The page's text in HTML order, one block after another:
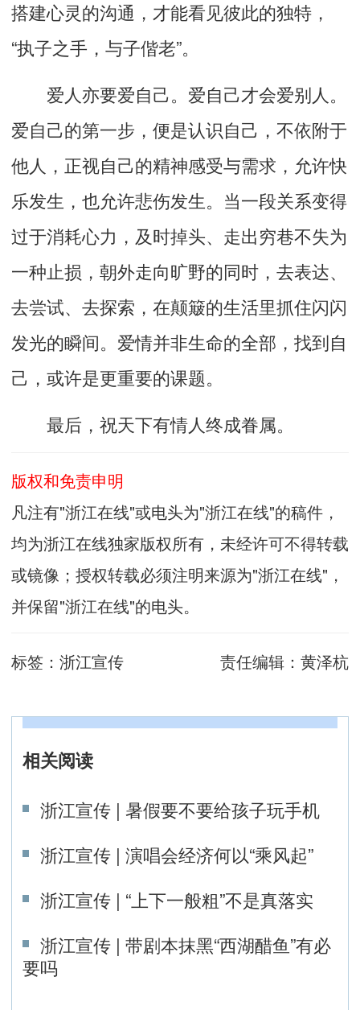
搭建心灵的沟通，才能看见彼此的独特，
“执子之手，与子偕老”。
爱人亦要爱自己。爱自己才会爱别人。
爱自己的第一步，便是认识自己，不依附于
他人，正视自己的精神感受与需求，允许快
乐发生，也允许悲伤发生。当一段关系变得
过于消耗心力，及时掉头、走出穷巷不失为
一种止损，朝外走向旷野的同时，去表达、
去尝试、去探索，在颠簸的生活里抓住闪闪
发光的瞬间。爱情并非生命的全部，找到自
己，或许是更重要的课题。
最后，祝天下有情人终成眷属。
版权和免责申明
凡注有"浙江在线"或电头为"浙江在线"的稿件，
均为浙江在线独家版权所有，未经许可不得转载
或镜像；授权转载必须注明来源为"浙江在线"，
并保留"浙江在线"的电头。
标签： 浙江宣传 责任编辑： 黄泽杭
相关阅读
浙江宣传 | 暑假要不要给孩子玩手机
浙江宣传 | 演唱会经济何以“乘风起”
浙江宣传 | “上下一般粗”不是真落实
浙江宣传 | 带剧本抹黑“西湖醋鱼”有必
要吗